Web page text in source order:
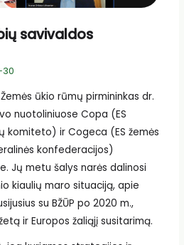
savivaldos
30
ūkio rūmų pirmininkas dr.
nuotoliniuose Copa (ES
komiteto) ir Cogeca (ES žemės
konfederacijos)
Jų metu šalys narės dalinosi
kiaulių maro situaciją, apie
su BŽŪP po 2020 m.,
ir Europos žaliąjį susitarimą.